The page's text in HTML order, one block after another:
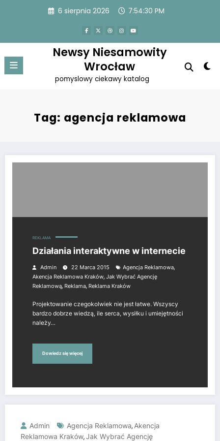
6 sierpnia 2026 7:54:30 PM
Newsy Niesamowity
Wrocław
pomyslowy ciekawy katalog
Tag: agencja reklamowa
REKLAMA
Działania interaktywne w internecie
Admin 22 Marca 2015 Agencja Reklamowa,
Akencja Reklamowa Kraków, Jak Wybrać Agencję
Reklamową, Reklama, Reklama Kraków
Projektowanie czegokolwiek nie jest łatwe. Wszyscy
bardzo dobrze wiedzą, ile serca, wysiłku i umiejętności
należy…
Dowiedz się więcej
Admin Agencja Reklamowa, Akencja
Reklamowa Kraków,Jak Wybrać Agencję